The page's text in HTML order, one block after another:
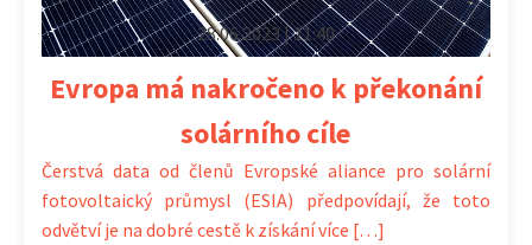
28.06.2023 | 11:40
Evropa má nakročeno k překonání
solárního cíle
Čerstvá data od členů Evropské aliance pro solární
fotovoltaický průmysl (ESIA) předpovídají, že toto
odvětví je na dobré cestě k získání více […]